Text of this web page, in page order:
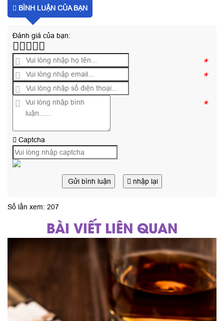
BÌNH LUẬN CỦA BẠN
Đánh giá của bạn:
*
*
*
Captcha
Gửi bình luận nhập lại
Số lần xem: 207
BÀI VIẾT LIÊN QUAN